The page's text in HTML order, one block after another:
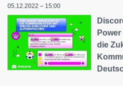
05.12.2022 – 15:00
die